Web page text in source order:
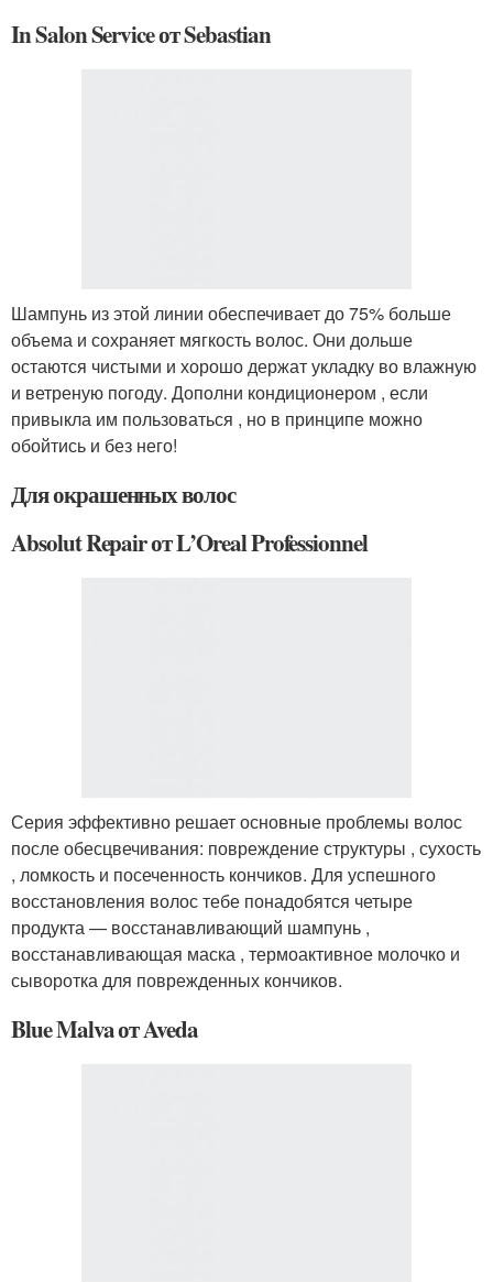
In Salon Service от Sebastian
Шампунь из этой линии обеспечивает до 75% больше
объема и сохраняет мягкость волос. Они дольше
остаются чистыми и хорошо держат укладку во влажную
и ветреную погоду. Дополни кондиционером , если
привыкла им пользоваться , но в принципе можно
обойтись и без него!
Для окрашенных волос
Absolut Repair от L’Oreal Professionnel
Серия эффективно решает основные проблемы волос
после обесцвечивания: повреждение структуры , сухость
, ломкость и посеченность кончиков. Для успешного
восстановления волос тебе понадобятся четыре
продукта — восстанавливающий шампунь ,
восстанавливающая маска , термоактивное молочко и
сыворотка для поврежденных кончиков.
Blue Malva от Aveda